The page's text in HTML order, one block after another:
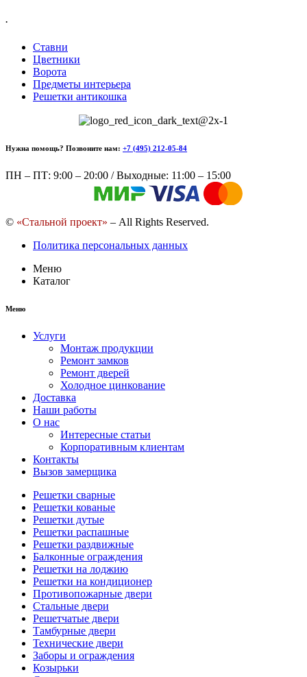
.
Ставни
Цветники
Ворота
Предметы интерьера
Решетки антикошка
Нужна помощь? Позвоните нам: +7 (495) 212-05-84
ПН – ПТ: 9:00 – 20:00 / Выходные: 11:00 – 15:00
© «Стальной проект» – All Rights Reserved.
Политика персональных данных
Меню
Каталог
Меню
Услуги
Монтаж продукции
Ремонт замков
Ремонт дверей
Холодное цинкование
Доставка
Наши работы
О нас
Интересные статьи
Корпоративным клиентам
Контакты
Вызов замерщика
Решетки сварные
Решетки кованые
Решетки дутые
Решетки распашные
Решетки раздвижные
Балконные ограждения
Решетки на лоджию
Решетки на кондиционер
Противопожарные двери
Стальные двери
Решетчатые двери
Тамбурные двери
Технические двери
Заборы и ограждения
Козырьки